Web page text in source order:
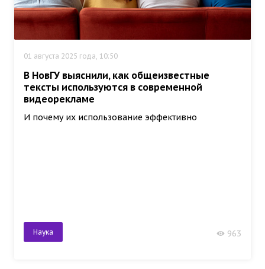
01 августа 2025 года, 10:50
В НовГУ выяснили, как общеизвестные
тексты используются в современной
видеорекламе
И почему их использование эффективно
Наука 963